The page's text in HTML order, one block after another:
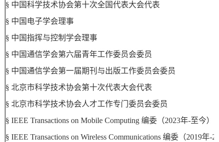
§ 中国科学技术协会第十次全国代表大会代表
§ 中国电子学会理事
§ 中国指挥与控制学会理事
§ 中国通信学会第六届青年工作委员会委员
§ 中国通信学会第一届期刊与出版工作委员会委员
§ 北京市科学技术协会第十次代表大会代表
§ 北京市科学技术协会人才工作专门委员会委员
§ IEEE Transactions on Mobile Computing 编委 （2023年-至今）
§ IEEE Transactions on Wireless Communications 编委（2019年-